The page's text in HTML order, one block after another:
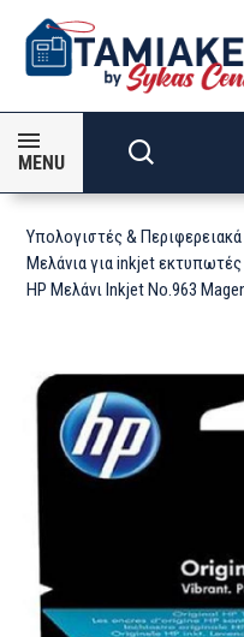
MENU
Υπολογιστές & Περιφερειακά
Μελάνια για inkjet εκτυπωτές
HP Μελάνι Inkjet No.963